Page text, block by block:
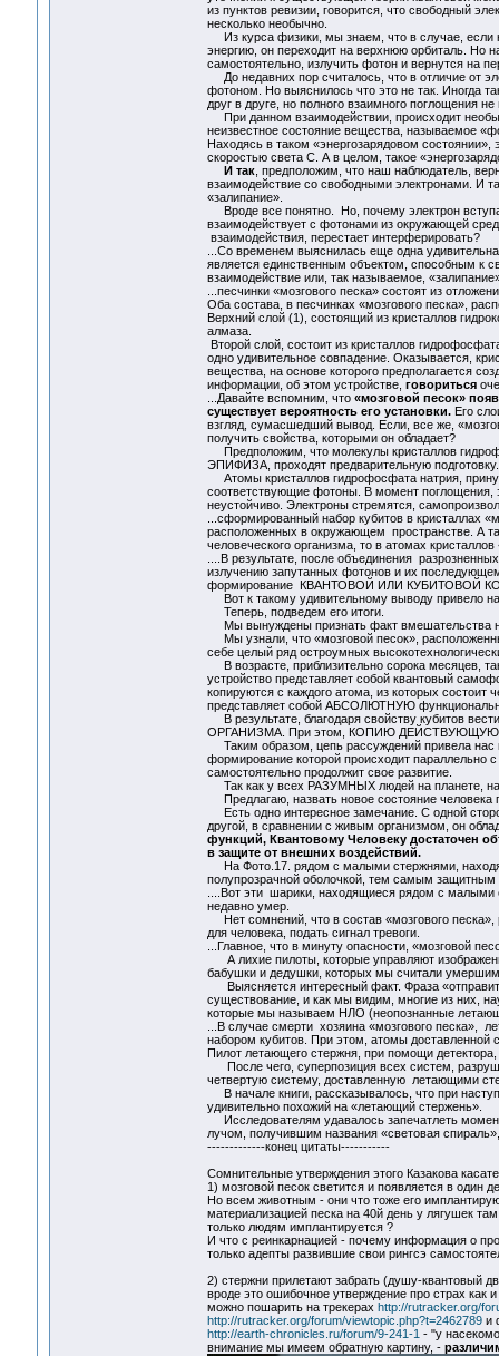
из пунктов ревизии, говорится, что свободный
несколько необычно.
Из курса физики, мы знаем, что в случае, если
энергию, он переходит на верхнюю орбиталь. Но
самостоятельно, излучить фотон и вернутся на
До недавних пор считалось, что в отличие от
фотоном. Но выяснилось что это не так. Иногда
друг в друге, но полного взаимного поглощения не
При данном взаимодействии, происходит
неизвестное состояние вещества, называемое
Находясь в таком «энергозарядовом
скоростью света С. А в целом, такое
И так, предположим, что наш наблюдатель,
взаимодействие со свободными электронами. И
«залипание».
Вроде все понятно. Но, почему электрон
взаимодействует с фотонами из окружающей
взаимодействия, перестает интерферировать?
...Со временем выяснилась еще одна
является единственным объектом, способным к
взаимодействие или, так называемое,
...песчинки «мозгового песка» состоят из
Оба состава, в песчинках «мозгового песка»,
Верхний слой (1), состоящий из кристаллов
алмаза.
Второй слой, состоит из кристаллов
одно удивительное совпадение. Оказывается,
вещества, на основе которого предполагается
информации, об этом устройстве, говориться
...Давайте вспомним, что «мозговой песок»
существует вероятность его установки.Его
взгляд, сумасшедший вывод. Если, все же,
получить свойства, которыми он обладает?
Предположим, что молекулы кристаллов
ЭПИФИЗА, проходят предварительную
Атомы кристаллов гидрофосфата натрия,
соответствующие фотоны. В момент поглощения,
неустойчиво. Электроны стремятся,
...сформированный набор кубитов в кристаллах
расположенных в окружающем пространстве. А
человеческого организма, то в атомах
....В результате, после объединения
излучению запутанных фотонов и их
формирование КВАНТОВОЙ ИЛИ КУБИТОВОЙ
Вот к такому удивительному выводу привело
Теперь, подведем его итоги.
Мы вынуждены признать факт вмешательства
Мы узнали, что «мозговой песок»,
себе целый ряд остроумных
В возрасте, приблизительно сорока месяцев,
устройство представляет собой квантовый
копируются с каждого атома, из которых состоит
представляет собой АБСОЛЮТНУЮ
В результате, благодаря свойству кубитов
ОРГАНИЗМА. При этом, КОПИЮ
Таким образом, цепь рассуждений привела нас
формирование которой происходит
самостоятельно продолжит свое развитие.
Так как у всех РАЗУМНЫХ людей на планете,
Предлагаю, назвать новое состояние
Есть одно интересное замечание. С одной
другой, в сравнении с живым организмом, он
функций, Квантовому Человеку достаточен
в защите от внешних воздействий.
На Фото.17. рядом с малыми стержнями,
полупрозрачной оболочкой, тем самым
....Вот эти шарики, находящиеся рядом с
недавно умер.
Нет сомнений, что в состав «мозгового песка»,
для человека, подать сигнал тревоги.
...Главное, что в минуту опасности, «мозговой
А лихие пилоты, которые управляют
бабушки и дедушки, которых мы считали
Выясняется интересный факт. Фраза
существование, и как мы видим, многие из них,
которые мы называем НЛО (неопознанные
...В случае смерти хозяина «мозгового песка»,
набором кубитов. При этом, атомы доставленной
Пилот летающего стержня, при помощи
После чего, суперпозиция всех систем,
четвертую систему, доставленную летающими
В начале книги, рассказывалось, что при
удивительно похожий на «летающий стержень».
Исследователям удавалось запечатлеть
лучом, получившим названия «световая
-------------конец цитаты-----------
Сомнительные утверждения этого Казакова
1) мозговой песок светится и появляется в один
Но всем животным - они что тоже его
материализацией песка на 40й день у лягушек
только людям имплантируется ?
И что с реинкарнацией - почему информация о
только адепты развившие свои рингсэ
2) стержни прилетают забрать (душу-квантовый
вроде это ошибочное утверждение про страх как
можно пошарить на трекерах http://rutracker.org/
http://rutracker.org/forum/viewtopic.php?t=2462789и
http://earth-chronicles.ru/forum/9-241-1 - "у
внимание мы имеем обратную картину, -